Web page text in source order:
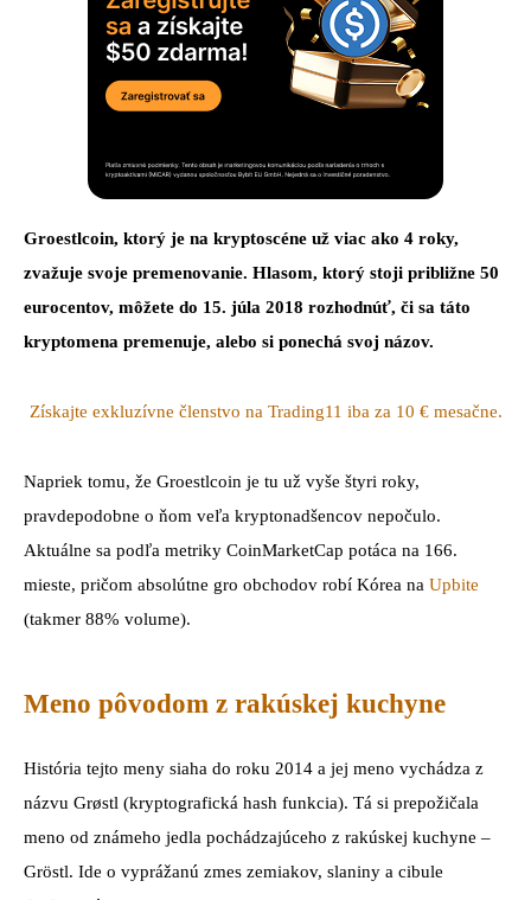
Groestlcoin, ktorý je na kryptoscéne už viac ako 4 roky,
zvažuje svoje premenovanie. Hlasom, ktorý stoji približne 50
eurocentov, môžete do 15. júla 2018 rozhodnúť, či sa táto
kryptomena premenuje, alebo si ponechá svoj názov.
Získajte exkluzívne členstvo na Trading11 iba za 10 € mesačne.
Napriek tomu, že Groestlcoin je tu už vyše štyri roky,
pravdepodobne o ňom veľa kryptonadšencov nepočulo.
Aktuálne sa podľa metriky CoinMarketCap potáca na 166.
mieste, pričom absolútne gro obchodov robí Kórea na Upbite
(takmer 88% volume).
Meno pôvodom z rakúskej kuchyne
História tejto meny siaha do roku 2014 a jej meno vychádza z
názvu Grøstl (kryptografická hash funkcia). Tá si prepožičala
meno od známeho jedla pochádzajúceho z rakúskej kuchyne –
Gröstl. Ide o vyprážanú zmes zemiakov, slaniny a cibule